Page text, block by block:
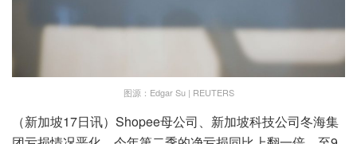
图源：Edgar Su | REUTERS
（新加坡17日讯）Shopee母公司、新加坡科技公司冬海集